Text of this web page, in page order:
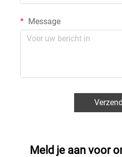
Message
Meld je aan voor